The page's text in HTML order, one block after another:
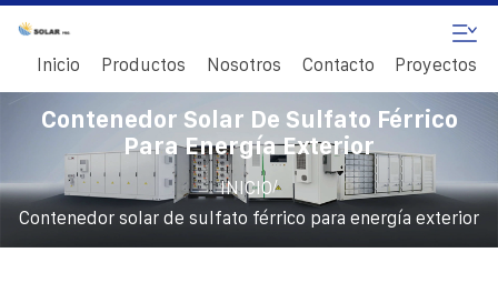
Inicio Productos Nosotros Contacto Proyectos
Contenedor Solar De Sulfato Férrico
Para Energía Exterior
INICIO/
Contenedor solar de sulfato férrico para energía exterior